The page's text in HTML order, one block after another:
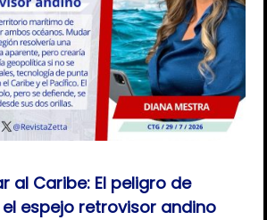
al Caribe: El peligro de
espejo retrovisor andino